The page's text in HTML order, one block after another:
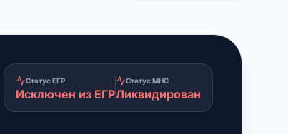
Статус ЕГР
Исключен из ЕГР
Статус МНС
Ликвидирован